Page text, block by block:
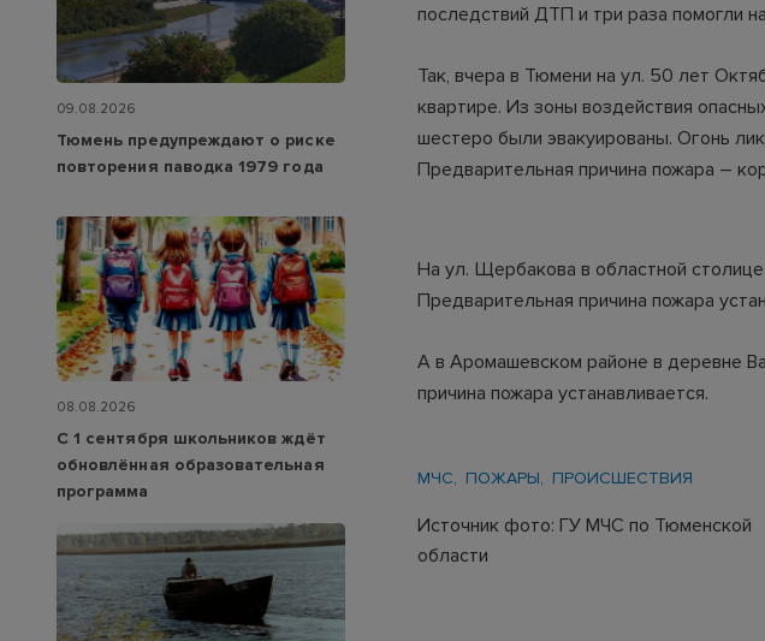
последствий ДТП и три раза помогли
Так, вчера в Тюмени на ул. 50 лет
квартире. Из зоны воздействия
шестеро были эвакуированы. Огонь
Предварительная причина пожара –
На ул. Щербакова в областной
Предварительная причина пожара
А в Аромашевском районе в деревне
причина пожара устанавливается.
МЧС
ПОЖАРЫ ПРОИСШЕСТВИЯ
Источник фото: ГУ МЧС по Тюменской
области
09.08.2026
Тюмень предупреждают о риске
повторения паводка 1979 года
08.08.2026
С 1 сентября школьников ждёт
обновлённая образовательная
программа